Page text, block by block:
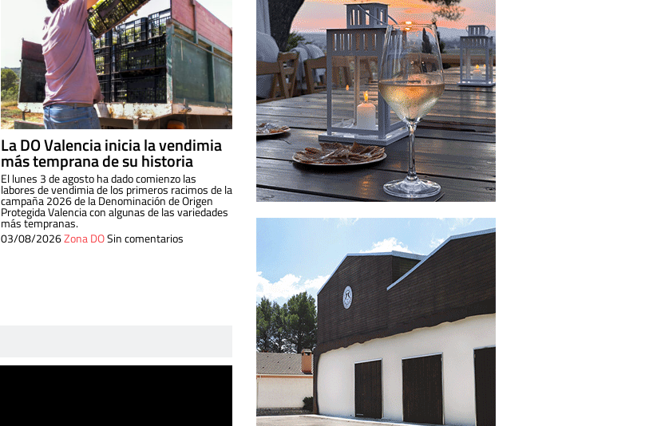
La DO Valencia inicia la vendimia
más temprana de su historia
El lunes 3 de agosto ha dado comienzo las
labores de vendimia de los primeros racimos de la
campaña 2026 de la Denominación de Origen
Protegida Valencia con algunas de las variedades
más tempranas.
03/08/2026Zona DOSin comentarios